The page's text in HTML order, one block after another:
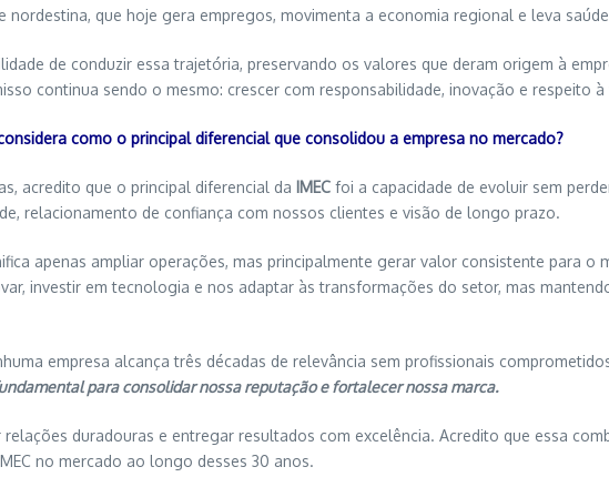
nordestina, que hoje gera empregos, movimenta a economia regional e leva
de conduzir essa trajetória, preservando os valores que deram origem à
continua sendo o mesmo: crescer com responsabilidade, inovação e respeito à
como o principal diferencial que consolidou a empresa no mercado?
acredito que o principal diferencial da IMEC foi a capacidade de evoluir sem
relacionamento de confiança com nossos clientes e visão de longo prazo.
apenas ampliar operações, mas principalmente gerar valor consistente para o
investir em tecnologia e nos adaptar às transformações do setor, mas
empresa alcança três décadas de relevância sem profissionais
para consolidar nossa reputação e fortalecer nossa marca.
duradouras e entregar resultados com excelência. Acredito que essa
no mercado ao longo desses 30 anos.